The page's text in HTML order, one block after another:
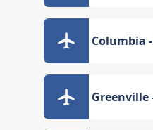
Columbia
Greenville